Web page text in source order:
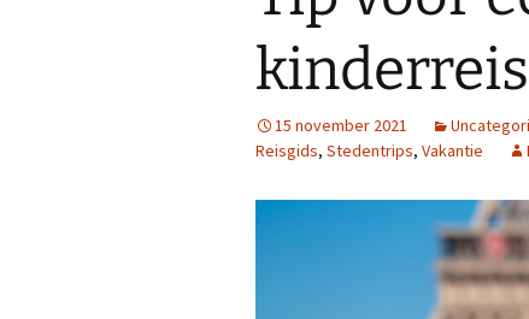
Franse (strip)boeken
Slimme leertips Leenwoord-oefeningen
Links
15 november 2021
Reisgids, Stedentrips, Vakantie